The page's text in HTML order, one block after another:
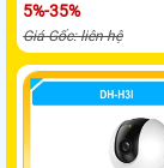
5%-35%
Giá Gốc: liên hệ